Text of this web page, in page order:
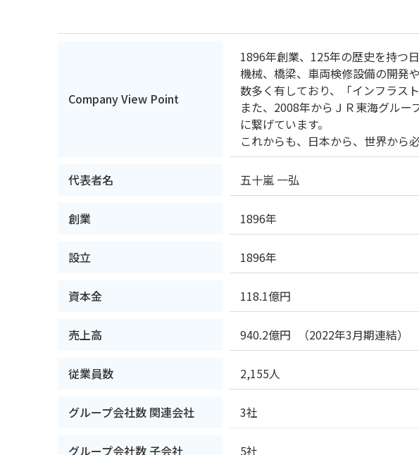
Company View Point
1896年創業、125年の歴史を持つ
機械、橋梁、車両検修設備の開発
数多く有しており、「インフラス
また、2008年からＪＲ東海グル
に繋げています。
これからも、日本から、世界から
代表者名 五十嵐 一弘
創業 1896年
設立 1896年
資本金 118.1億円
売上高 940.2億円 （2022年3月期連結）
従業員数 2,155人
グループ会社数 関連会社 3社
グループ会社数 子会社 5社